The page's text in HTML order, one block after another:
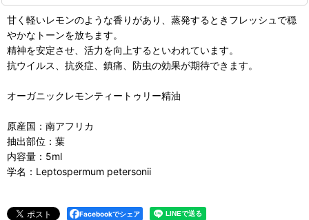
甘く軽いレモンのような香りがあり、蒸発するときフレッシュで穏
やかなトーンを放ちます。
精神を安定させ、活力を向上するといわれています。
抗ウイルス、抗炎症、鎮痛、防虫の効果が期待できます。
オーガニックレモンティートゥリー精油
原産国：南アフリカ
抽出部位：葉
内容量：5ml
学名：Leptospermum petersonii
Facebookでシェア